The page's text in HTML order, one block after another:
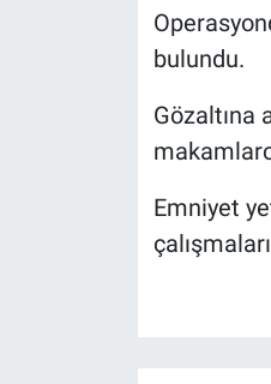
bulundu.
Gözaltına
Emniyet